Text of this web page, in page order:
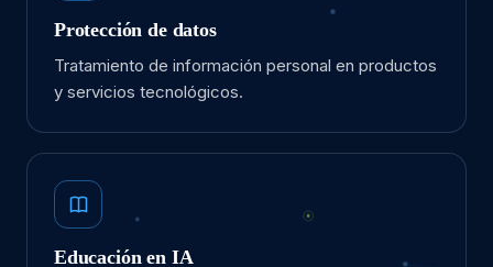
Protección de datos
Tratamiento de información personal en productos
y servicios tecnológicos.
Educación en IA